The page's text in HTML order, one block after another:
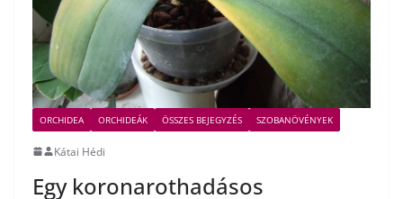
ORCHIDEA ORCHIDEÁK ÖSSZES BEJEGYZÉS SZOBANÖVÉNYEK
Kátai Hédi
Egy koronarothadásos